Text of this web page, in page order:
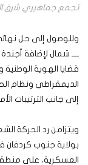
تجمع جماهيري شرق الخرطوم
وللوصول إلى حل
ــــ شمال لإضافة
قضايا الهوية الوطنية
الديمقراطي ونظام
إلى جانب الترتيبات
ويتزامن رد الحركة
بولاية جنوب
العسكرية، على منطقة